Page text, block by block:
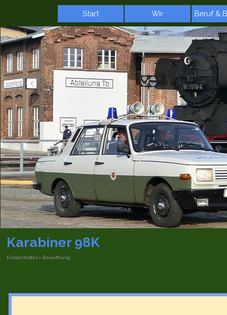
Direkt zum Seiteninhalt
Start
Wir ▼
Beruf &
Karabiner 98K
Einsatzmittel > Bewaffnung